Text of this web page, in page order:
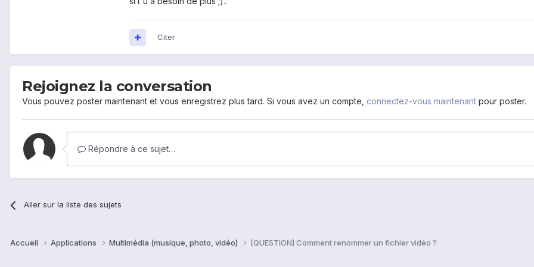
Citer
Rejoignez la conversation
Vous pouvez poster maintenant et vous enregistrez plus tard. Si vous avez un compte, connectez-vous maintenant pour poster.
Répondre à ce sujet…
Aller sur la liste des sujets
Accueil Applications Multimédia (musique, photo, vidéo) [QUESTION] Comment renommer un fichier vidéo ?